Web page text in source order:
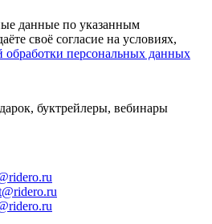
данные по указанным
своё согласие на условиях,
обработки персональных данных
буктрейлеры, вебинары